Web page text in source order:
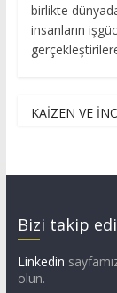
birlikte
insanların
KAİZEN VE
Bizi takip
Linkedin
olun.